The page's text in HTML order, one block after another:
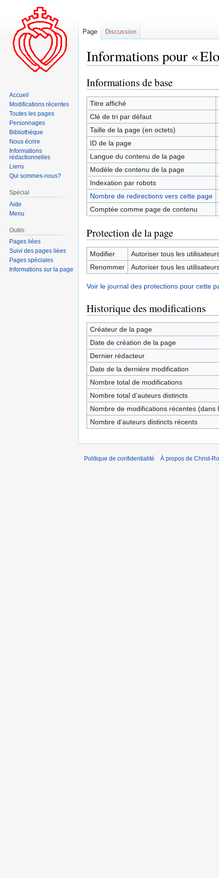
Informations pour «
Aller
à
la
navigation
Aller
à
la
recherche
Informations de base
Titre affiché
Clé de tri par défaut
Taille de la page (en octets)
ID de la page
Langue du contenu de la page
Modèle de contenu de la page
Indexation par robots
Nombre de redirections vers cette page
Comptée comme page de contenu
Protection de la page
Modifier
Autoriser tous les
Renommer
Autoriser tous les
Voir le journal des protections pour cette
Historique des modifications
Créateur de la page
Date de création de la page
Dernier rédacteur
Date de la dernière modification
Nombre total de modifications
Nombre total d’auteurs distincts
Nombre de modifications récentes (dans
Nombre d’auteurs distincts récents
Page Discussion
Accueil
Modifications récentes
Toutes les pages
Personnages
Bibliothèque
Nous écrire
Informations
rédactionnelles
Liens
Qui sommes-nous?
Spécial
Aide
Menu
Outils
Pages liées
Suivi des pages liées
Pages spéciales
Informations sur la page
Politique de confidentialité À propos de Christ-